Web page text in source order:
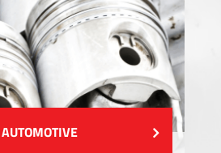
AUTOMOTIVE